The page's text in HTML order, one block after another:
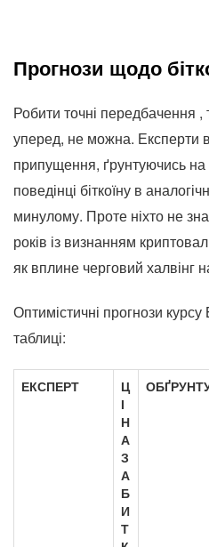
Прогнози щодо
Робити точні передбачення ,
уперед, не можна. Експерти
припущення, ґрунтуючись на
поведінці біткоїну в
минулому. Проте ніхто не
років із визнанням
як вплине черговий халвінг
Оптимістичні прогнози
таблиці:
ЕКСПЕРТ
Ц
І
Н
А
З
А
Б
И
Т